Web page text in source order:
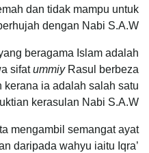
dan tidak mampu untuk
dengan Nabi S.A.W.
beragama Islam adalah
sifatummiyRasul berbeza
ia adalah salah satu
kerasulan Nabi S.A.W
mengambil semangat ayat
daripada wahyu iaitu Iqra’